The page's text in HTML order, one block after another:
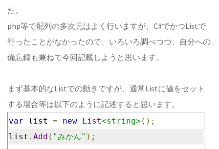
た。
php等で配列の多次元はよく行いますが、C#でかつListで
行ったことがなかったので、いろいろ調べつつ、自分への
備忘録も兼ねて今回記載しようと思います。
まず基本的なListでの動きですが、通常Listに値をセット
する場合等は以下のように記述すると思います。
var list = new List<string> ();
list . Add ( "みかん" );